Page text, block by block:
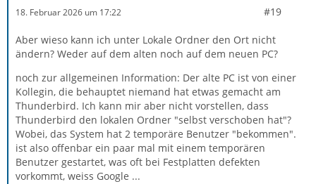
18. Februar 2026 um 17:22 #19
Aber wieso kann ich unter Lokale Ordner den Ort nicht
ändern? Weder auf dem alten noch auf dem neuen PC?
noch zur allgemeinen Information: Der alte PC ist von einer
Kollegin, die behauptet niemand hat etwas gemacht am
Thunderbird. Ich kann mir aber nicht vorstellen, dass
Thunderbird den lokalen Ordner "selbst verschoben hat"?
Wobei, das System hat 2 temporäre Benutzer "bekommen".
ist also offenbar ein paar mal mit einem temporären
Benutzer gestartet, was oft bei Festplatten defekten
vorkommt, weiss Google ...